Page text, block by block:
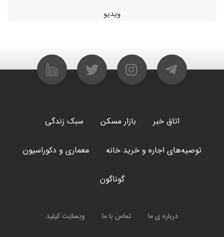
ویدیو
اتاق خبر بازار مسکن سبک زندگی
توصیه‌های اجاره و خرید خانه معماری و دکوراسیون
گوناگون
درباره ی ما تماس با ما وبسایت کیلید